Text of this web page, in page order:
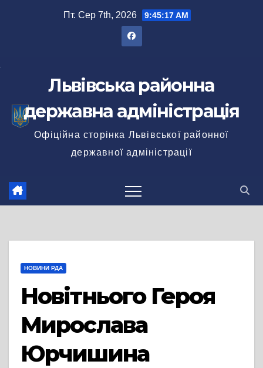
Пт. Сер 7th, 2026 9:45:17 AM
Львівська районна
державна адміністрація
Офіційна сторінка Львівської районної
державної адміністрації
НОВИНИ РДА
Новітнього Героя
Мирослава
Юрчишина